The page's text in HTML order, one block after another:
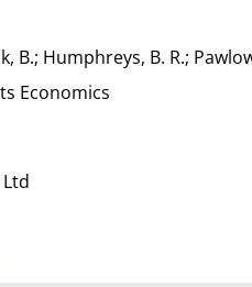
B.; Humphreys, B. R.;
Economics